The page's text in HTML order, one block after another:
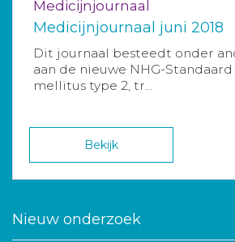
Medicijnjournaal
Medicijnjournaal juni 2018
Dit journaal besteedt onder
aan de nieuwe NHG-
mellitus type 2, tr...
Bekijk
Nieuw onderzoek